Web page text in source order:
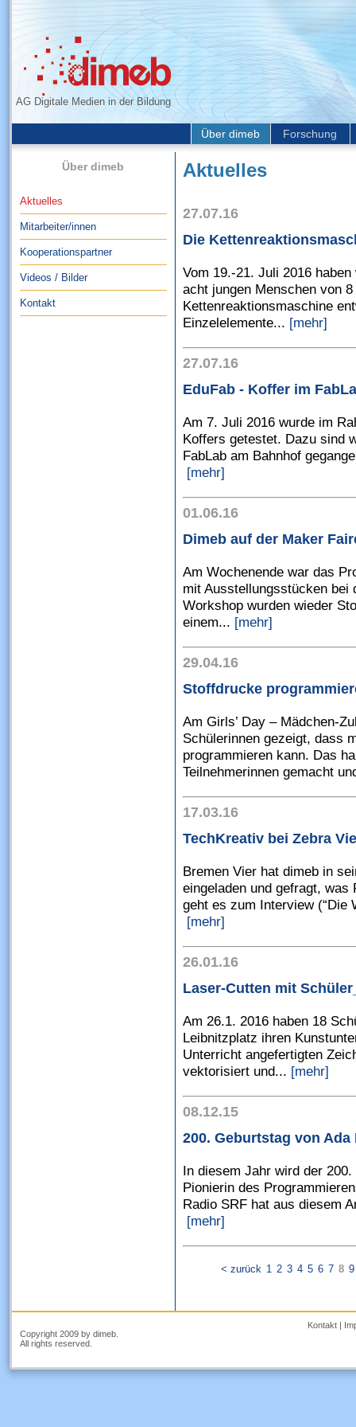
AG Digitale Medien in der Bildung
Über dimeb Forschung
Über dimeb
Aktuelles
Mitarbeiter/innen
Kooperationspartner
Videos / Bilder
Kontakt
Aktuelles
27.07.16
Die
Vom 19.-21. Juli 2016
acht jungen Menschen von
Kettenreaktionsmaschine
Einzelelemente... [mehr]
27.07.16
EduFab - Koffer im
Am 7. Juli 2016 wurde im
Koffers getestet. Dazu sind
FabLab am Bahnhof
[mehr]
01.06.16
Dimeb auf der Maker
Am Wochenende war das
mit Ausstellungsstücken bei
Workshop wurden wieder
einem... [mehr]
29.04.16
Stoffdrucke
Am Girls’ Day – Mädchen-
Schülerinnen gezeigt, dass
programmieren kann. Das
Teilnehmerinnen gemacht
17.03.16
TechKreativ bei Zebra
Bremen Vier hat dimeb in
eingeladen und gefragt,
geht es zum Interview (“Die
[mehr]
26.01.16
Laser-Cutten mit
Am 26.1. 2016 haben 18
Leibnitzplatz ihren
Unterricht angefertigten
vektorisiert und... [mehr]
08.12.15
200. Geburtstag von Ada
In diesem Jahr wird der
Pionierin des
Radio SRF hat aus diesem
[mehr]
< zurück 1 2 3 4 5 6 7 8 9
Copyright 2009 by dimeb.
All rights reserved.
Kontakt |